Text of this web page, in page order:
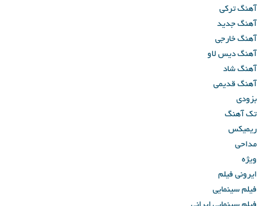
آهنگ ترکی
آهنگ جدید
آهنگ خارجی
آهنگ دیس لاو
آهنگ شاد
آهنگ قدیمی
بزودی
تک آهنگ
ریمیکس
مداحی
ویژه
ایرونی فیلم
فیلم سینمایی